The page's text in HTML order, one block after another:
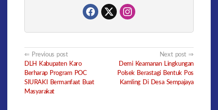
Post
navigation
Previous post
DLH Kabupaten Karo
Berharap Program POC
SIURAKI Bermanfaat Buat
Masyarakat
Next post
Demi Keamanan Lingkungan
Polsek Berastagi Bentuk Pos
Kamling Di Desa Sempajaya